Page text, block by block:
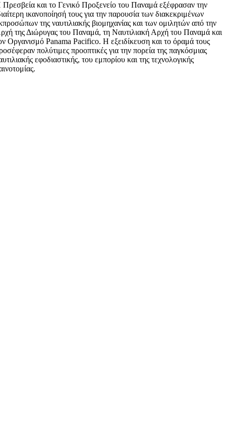
και το Γενικό Προξενείο του Παναμά εξέφρασαν την
ικανοποίησή τους για την παρουσία των διακεκριμένων
της ναυτιλιακής βιομηχανίας και των ομιλητών από την
της Διώρυγας του Παναμά, τη Ναυτιλιακή Αρχή του Παναμά και
Οργανισμό Panama Pacifico. Η εξειδίκευση και το όραμά τους
πολύτιμες προοπτικές για την πορεία της παγκόσμιας
εφοδιαστικής, του εμπορίου και της τεχνολογικής